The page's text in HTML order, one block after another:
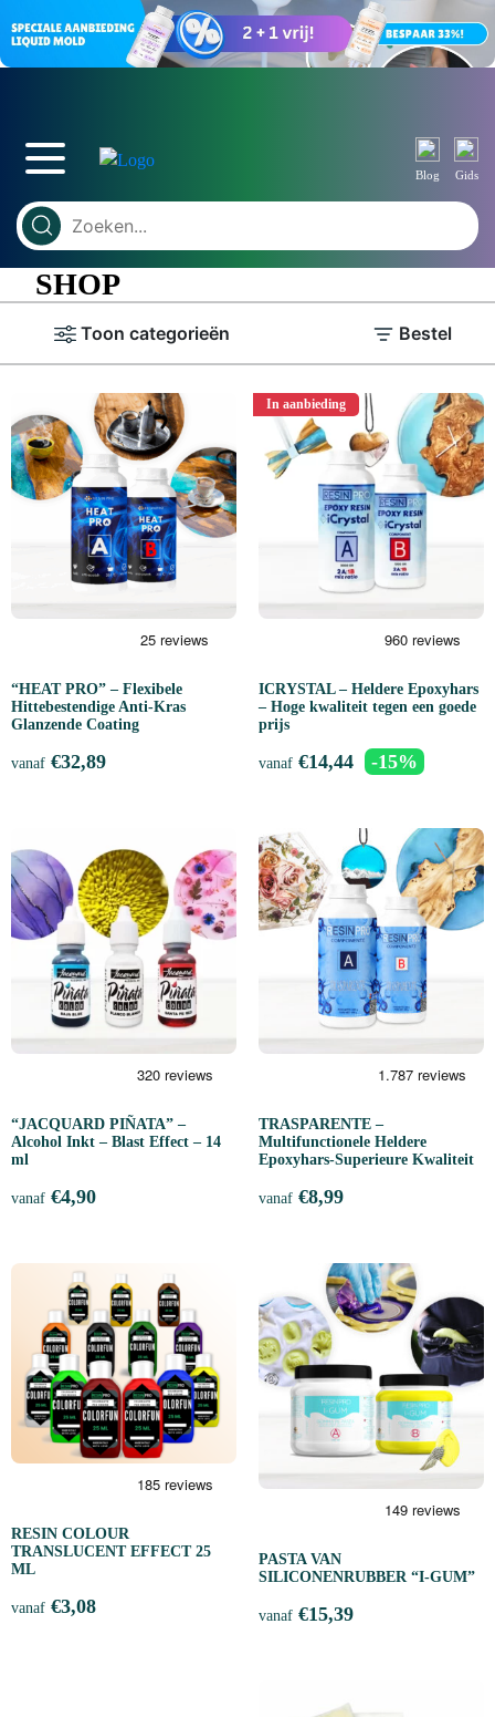
Blog Gids
SHOP
Toon categorieën Bestel
“HEAT PRO” – Flexibele
Hittebestendige Anti-Kras
Glanzende Coating
vanaf €32,89
In aanbieding
ICRYSTAL – Heldere Epoxyhars
– Hoge kwaliteit tegen een goede
prijs
vanaf €14,44 -15%
“JACQUARD PIÑATA” –
Alcohol Inkt – Blast Effect – 14
ml
vanaf €4,90
TRASPARENTE –
Multifunctionele Heldere
Epoxyhars-Superieure Kwaliteit
vanaf €8,99
RESIN COLOUR
TRANSLUCENT EFFECT 25
ML
vanaf €3,08
PASTA VAN
SILICONENRUBBER “I-GUM”
vanaf €15,39